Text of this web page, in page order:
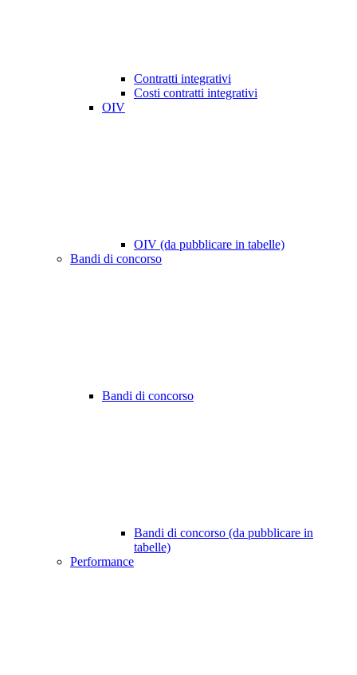
Contratti integrativi
Costi contratti integrativi
OIV
OIV (da pubblicare in tabelle)
Bandi di concorso
Bandi di concorso
Bandi di concorso (da pubblicare in
tabelle)
Performance